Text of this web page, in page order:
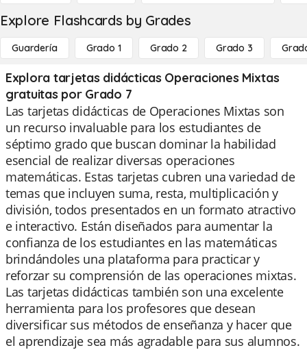
Explore Flashcards by Grades
Guardería Grado 1 Grado 2 Grado 3
Explora tarjetas didácticas Operaciones Mixtas
gratuitas por Grado 7
Las tarjetas didácticas de Operaciones Mixtas son
un recurso invaluable para los estudiantes de
séptimo grado que buscan dominar la habilidad
esencial de realizar diversas operaciones
matemáticas. Estas tarjetas cubren una variedad de
temas que incluyen suma, resta, multiplicación y
división, todos presentados en un formato atractivo
e interactivo. Están diseñados para aumentar la
confianza de los estudiantes en las matemáticas
brindándoles una plataforma para practicar y
reforzar su comprensión de las operaciones mixtas.
Las tarjetas didácticas también son una excelente
herramienta para los profesores que desean
diversificar sus métodos de enseñanza y hacer que
el aprendizaje sea más agradable para sus alumnos.